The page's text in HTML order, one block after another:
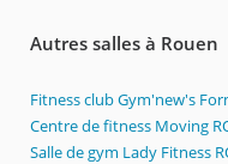
Autres salles à Rouen
Fitness club Gym'new's
Centre de fitness Moving
Salle de gym Lady Fitness